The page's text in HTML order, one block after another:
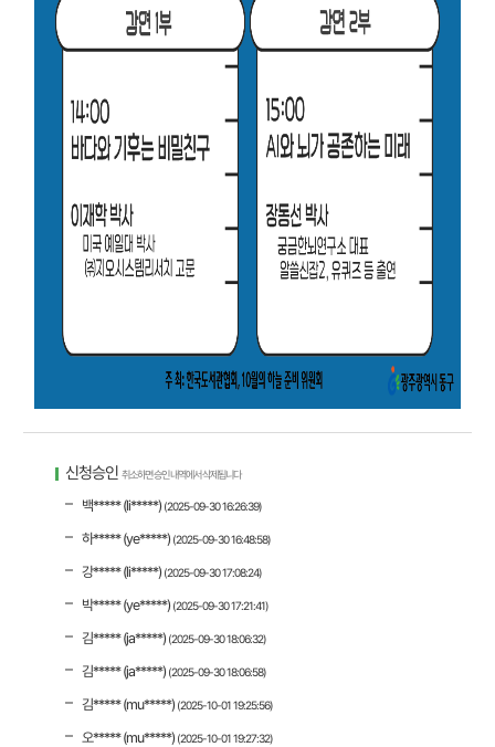
신청승인취소하면 승인 내역에서 삭제됩니다
백***** (li*****)(2025-09-30 16:26:39)
하***** (ye*****)(2025-09-30 16:48:58)
강***** (li*****)(2025-09-30 17:08:24)
박***** (ye*****)(2025-09-30 17:21:41)
김***** (ja*****)(2025-09-30 18:06:32)
김***** (ja*****)(2025-09-30 18:06:58)
김***** (mu*****)(2025-10-01 19:25:56)
오***** (mu*****)(2025-10-01 19:27:32)